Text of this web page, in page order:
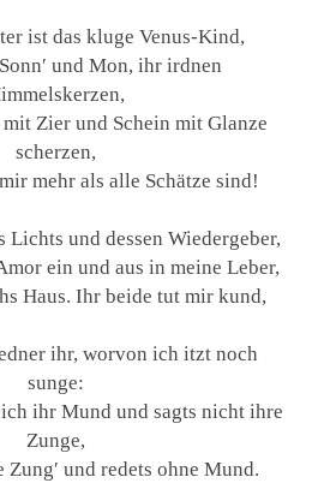
ist das kluge Venus-Kind,
und Mon, ihr irdnen
Zier und Schein mit Glanze
scherzen,
mehr als alle Schätze sind!
Lichts und dessen Wiedergeber,
ein und aus in meine Leber,
Haus. Ihr beide tut mir kund,
ihr, worvon ich itzt noch
sunge:
ihr Mund und sagts nicht ihre
Zunge,
Zung′ und redets ohne Mund.